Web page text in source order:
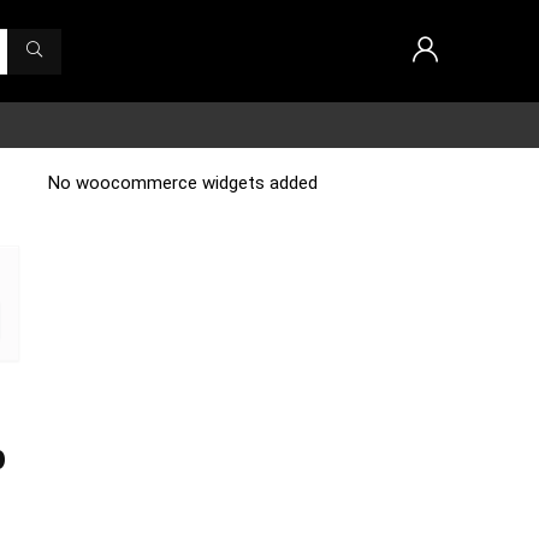
No woocommerce widgets added